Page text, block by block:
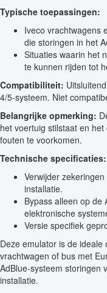
Typische toepassingen:
Iveco vrachtwagens
die storingen in het
Situaties waarin het
te kunnen rijden tot
Compatibiliteit:
4/5-systeem. Niet
Belangrijke opmerking:
het voertuig stilstaat en
fouten te voorkomen.
Technische specificaties:
Verwijder
installatie.
Bypass alleen op de
elektronische
Versie specifiek
Deze emulator is de
vrachtwagen of bus met
AdBlue-systeem storingen
installatie.